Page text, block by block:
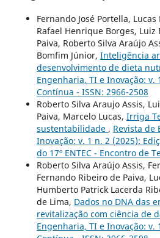
Fernando José Portella,
Rafael Henrique Borges,
Paiva, Roberto Silva Araújo
Bomfim Júnior, Inteligência
desenvolvimento de dieta
Engenharia, TI e Inovação: v.
Contínua - ISSN: 2966-2508
Roberto Silva Araujo Assis,
Paiva, Marcelo Lucas, Irriga
sustentabilidade , Revista de
Inovação: v. 1 n. 2 (2025):
do 17º ENTEC - Encontro de
Roberto Silva Araújo Assis,
Fernando Ribeiro de Paiva,
Humberto Patrick Lacerda
de Lima, Dados no DNA das
revitalização com ciência de
Engenharia, TI e Inovação: v.